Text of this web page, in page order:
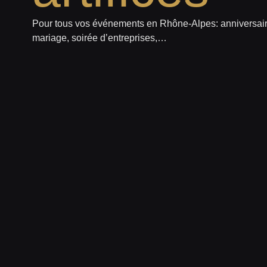
Pour tous vos événements en Rhône-Alpes:
mariage, soirée d’entreprises,…